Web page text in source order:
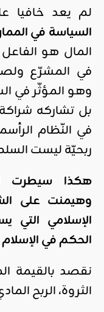
لم يعد خافيا
السياسة في
المال هو
في المشرّع
وهو المؤثّر في
بل تشاركه
في النّظام
ربحيّة ليست
هكذا سيطرت
وهيمنت على
الإسلامي
الحكم في الإسلام
نقصد بالقيمة
الثروة، الربح